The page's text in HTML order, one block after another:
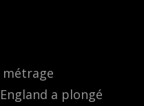
métrage
a plongé